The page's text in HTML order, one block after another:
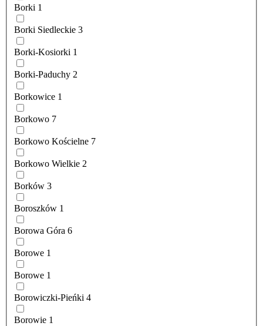
Borki 1
Borki Siedleckie 3
Borki-Kosiorki 1
Borki-Paduchy 2
Borkowice 1
Borkowo 7
Borkowo Kościelne 7
Borkowo Wielkie 2
Borków 3
Boroszków 1
Borowa Góra 6
Borowe 1
Borowe 1
Borowiczki-Pieńki 4
Borowie 1